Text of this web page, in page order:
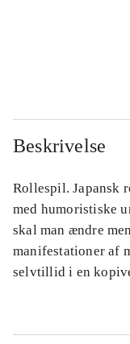
Beskrivelse
Rollespil. Japansk
med humoristiske
skal man ændre
manifestationer af
selvtillid i en